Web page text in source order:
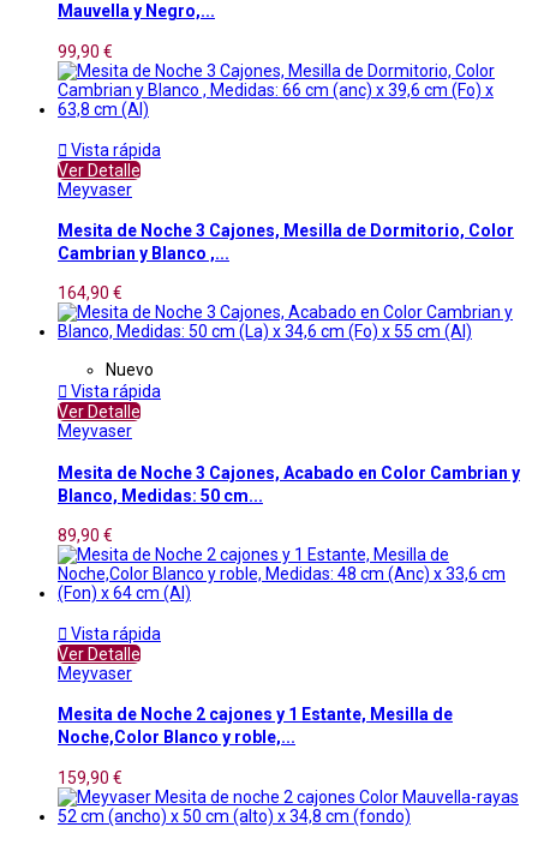
Mauvella y Negro,...
99,90 €
 Vista rápida
Ver Detalle
Meyvaser
Mesita de Noche 3 Cajones, Mesilla de Dormitorio, Color
Cambrian y Blanco ,...
164,90 €
Nuevo
 Vista rápida
Ver Detalle
Meyvaser
Mesita de Noche 3 Cajones, Acabado en Color Cambrian y
Blanco, Medidas: 50 cm...
89,90 €
 Vista rápida
Ver Detalle
Meyvaser
Mesita de Noche 2 cajones y 1 Estante, Mesilla de
Noche,Color Blanco y roble,...
159,90 €